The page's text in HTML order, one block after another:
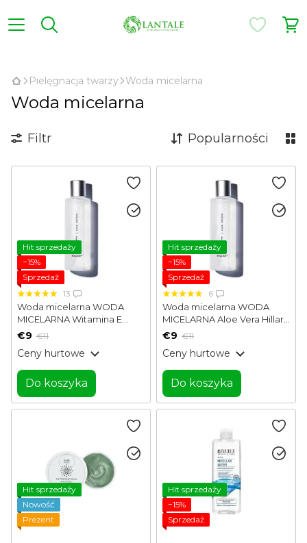
Pielęgnacja twarzy Woda micelarna
Woda micelarna
Filtr Popularności
Hit sprzedaży
−15%
Sprzedaż
13
Woda micelarna WODA
MICELARNA Witamina E
Hillary 200 ml
€9 €11
Ceny hurtowe
Do koszyka
Hit sprzedaży
−15%
Sprzedaż
6
Woda micelarna WODA
MICELARNA Aloe Vera Hillary
200 ml
€9 €11
Ceny hurtowe
Do koszyka
Hit sprzedaży
Nowość
Prezent
Hit sprzedaży
−15%
Sprzedaż